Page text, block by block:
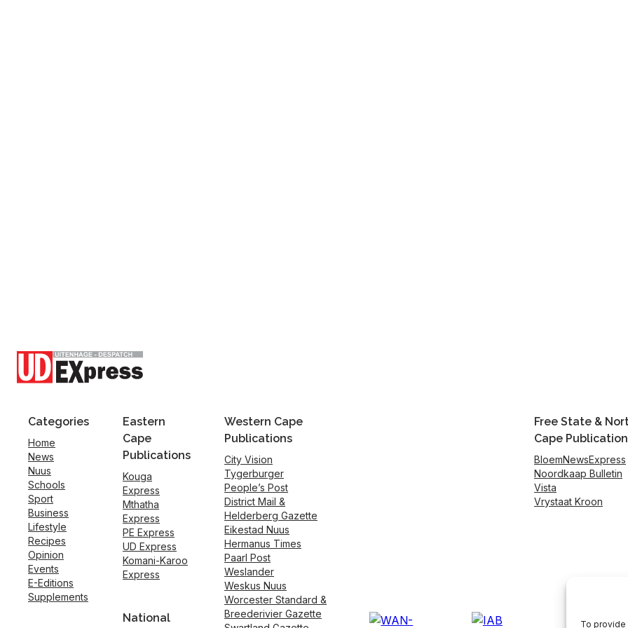
To
Categories
Home
News
Nuus
Schools
Sport
Business
Lifestyle
Recipes
Opinion
Events
E-Editions
Supplements
Eastern
Cape
Publications
Kouga
Express
Mthatha
Express
PE Express
UD Express
Komani-Karoo
Express
National
Western Cape
Publications
City Vision
Tygerburger
People’s Post
District Mail &
Helderberg Gazette
Eikestad Nuus
Hermanus Times
Paarl Post
Weslander
Weskus Nuus
Worcester Standard &
Breederivier Gazette
Free State &
Cape
BloemNewsExpress
Noordkaap Bulletin
Vista
Vrystaat Kroon